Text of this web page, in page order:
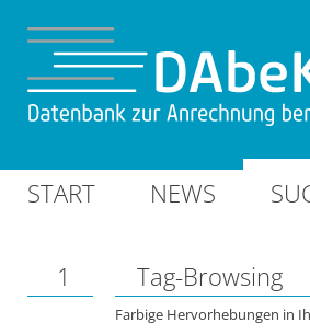
START NEWS
1 Tag-Browsing
Farbige Hervorhebungen in